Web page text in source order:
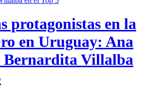
protagonistas en la
en Uruguay: Ana
Bernardita Villalba